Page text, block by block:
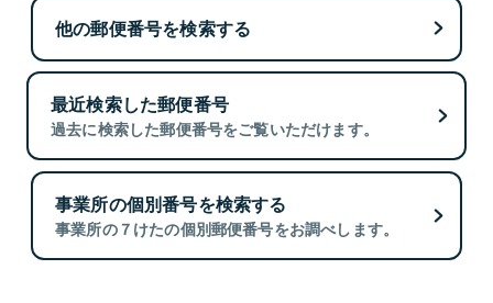
他の郵便番号を検索する
最近検索した郵便番号
過去に検索した郵便番号をご覧いただけます。
事業所の個別番号を検索する
事業所の７けたの個別郵便番号をお調べします。